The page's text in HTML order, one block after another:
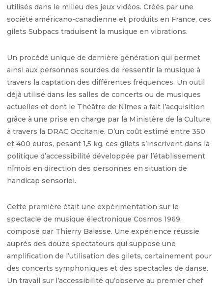
utilisés dans le milieu des jeux vidéos. Créés par une
société américano-canadienne et produits en France, ces
gilets Subpacs traduisent la musique en vibrations.
Un procédé unique de dernière génération qui permet
ainsi aux personnes sourdes de ressentir la musique à
travers la captation des différentes fréquences. Un outil
déjà utilisé dans les salles de concerts ou de musiques
actuelles et dont le Théâtre de Nîmes a fait l’acquisition
grâce à une prise en charge par la Ministère de la Culture,
à travers la DRAC Occitanie. D’un coût estimé entre 350
et 400 euros, pesant 1,5 kg, ces gilets s’inscrivent dans la
politique d’accessibilité développée par l’établissement
nîmois en direction des personnes en situation de
handicap sensoriel.
Cette première était une expérimentation sur le
spectacle de musique électronique Cosmos 1969,
composé par Thierry Balasse. Une expérience réussie
auprès des douze spectateurs qui suppose une
amplification de l’utilisation des gilets, certainement pour
des concerts symphoniques et des spectacles de danse.
Un travail sur l’accessibilité qu’observe au premier chef